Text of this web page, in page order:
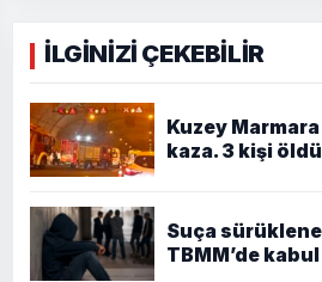
İLGİNİZİ ÇEKEBİLİR
Kuzey
kaza. 3 kişi
Suça
TBMM’de